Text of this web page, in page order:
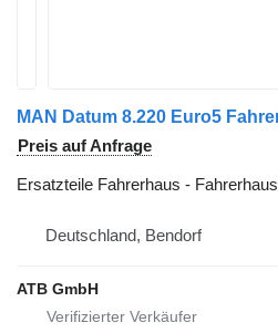
Preis auf Anfrage
Ersatzteile Fahrerhaus - Fahrerhaus
Deutschland, Bendorf
ATB GmbH